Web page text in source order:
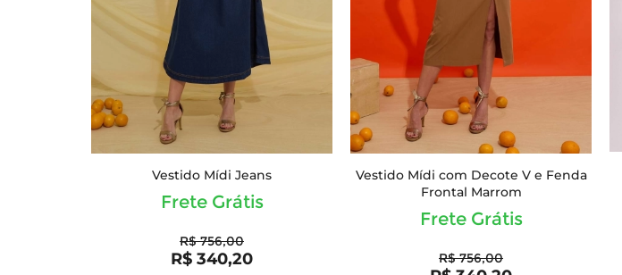
Vestido Mídi Jeans
Frete Grátis
R$ 756,00
R$ 340,20
Vestido Mídi com Decote V e Fenda
Frontal Marrom
Frete Grátis
R$ 756,00